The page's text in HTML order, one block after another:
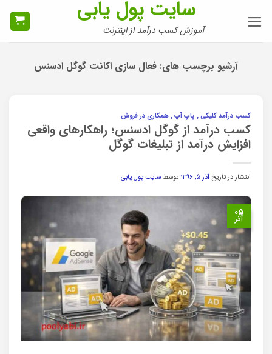
سایت پول یابی
آموزش کسب درآمد از اینترنت
آرشیو برچسب های: فعال سازی اکانت گوگل ادسنس
کسب درآمد کلیکی , پاپ آپ , همکاری در فروش
کسب درآمد از گوگل ادسنس؛ راهکارهای واقعی
افزایش درآمد از تبلیغات گوگل
انتشار در تاریخآذر ۵, ۱۳۹۶ توسط سایت پول یابی
۰۵
آذر